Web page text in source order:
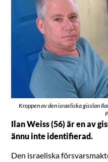
Kroppen av den israeliska gisslan
Ilan Weiss (56) är en av
ännu inte identifierad.
Den israeliska